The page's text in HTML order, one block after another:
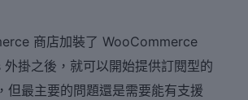
商店加裝了 WooCommerce
掛之後，就可以開始提供訂閱型的
但最主要的問題還是需要能有支援